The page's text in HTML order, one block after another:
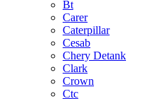
Bt
Carer
Caterpillar
Cesab
Chery Detank
Clark
Crown
Ctc